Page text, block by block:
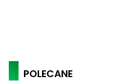
POLECANE